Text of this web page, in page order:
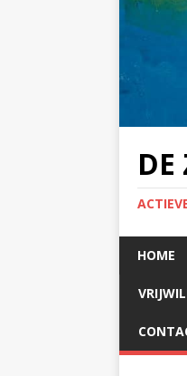
DE
HOME